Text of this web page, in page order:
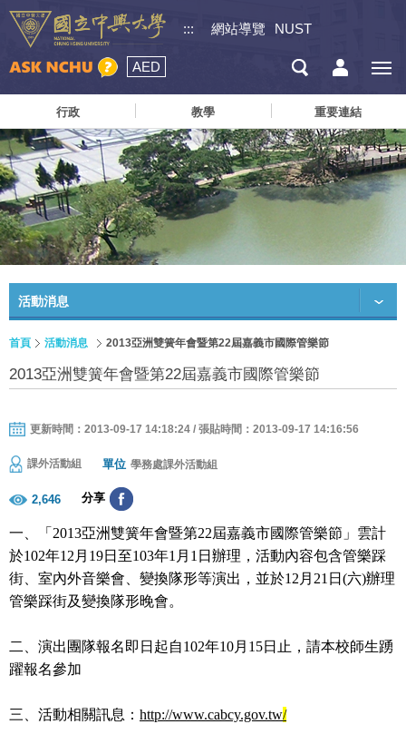
::: 網站導覽 NUST
AED
行政 教學 重要連結
活動消息
首頁 活動消息 2013亞洲雙簧年會暨第22屆嘉義市國際管樂節
2013亞洲雙簧年會暨第22屆嘉義市國際管樂節
更新時間：2013-09-17 14:18:24 / 張貼時間：2013-09-17 14:16:56
課外活動組 單位 學務處課外活動組
2,646 分享
一、「2013亞洲雙簧年會暨第22屆嘉義市國際管樂節」雲計
於102年12月19日至103年1月1日辦理，活動內容包含管樂踩
街、室內外音樂會、變換隊形等演出，並於12月21日(六)辦理
管樂踩街及變換隊形晚會。
二、演出團隊報名即日起自102年10月15日止，請本校師生踴
躍報名參加
三、活動相關訊息： http://www.cabcy.gov.tw/